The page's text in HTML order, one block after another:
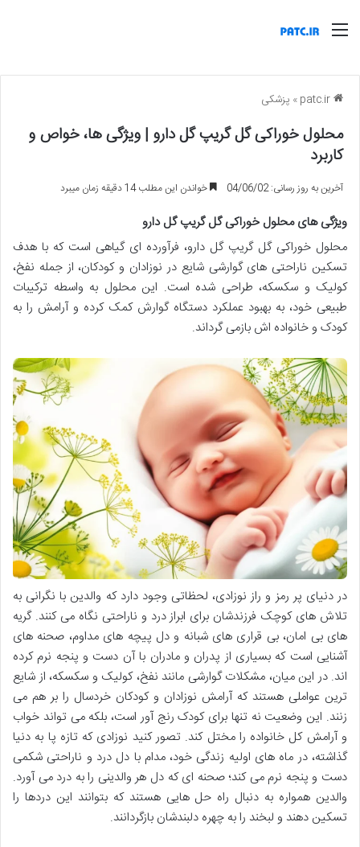
منو
» پزشکی
محلول خوراکی گل گریپ گل دارو | ویژگی ها، خواص و
کاربرد
آخرین به روز رسانی: 04/06/02 خواندن این مطلب 14 دقیقه زمان میبرد
ویژگی های محلول خوراکی گل گریپ گل دارو
محلول خوراکی گل گریپ گل دارو، فرآورده ای گیاهی است که با هدف
تسکین ناراحتی های گوارشی شایع در نوزادان و کودکان، از جمله نفخ،
کولیک و سکسکه، طراحی شده است. این محلول به واسطه ترکیبات
طبیعی خود، به بهبود عملکرد دستگاه گوارش کمک کرده و آرامش را به
کودک و خانواده اش بازمی گرداند.
در دنیای پر رمز و راز نوزادی، لحظاتی وجود دارد که والدین با نگرانی به
تلاش های کوچک فرزندشان برای ابراز درد و ناراحتی نگاه می کنند. گریه
های بی امان، بی قراری های شبانه و دل پیچه های مداوم، صحنه های
آشنایی است که بسیاری از پدران و مادران با آن دست و پنجه نرم کرده
اند. در این میان، مشکلات گوارشی مانند نفخ، کولیک و سکسکه، از شایع
ترین عواملی هستند که آرامش نوزادان و کودکان خردسال را بر هم می
زنند. این وضعیت نه تنها برای کودک رنج آور است، بلکه می تواند خواب
و آرامش کل خانواده را مختل کند. تصور کنید نوزادی که تازه پا به دنیا
گذاشته، در ماه های اولیه زندگی خود، مدام با دل درد و ناراحتی شکمی
دست و پنجه نرم می کند؛ صحنه ای که دل هر والدینی را به درد می آورد.
والدین همواره به دنبال راه حل هایی هستند که بتوانند این دردها را
تسکین دهند و لبخند را به چهره دلبندشان بازگردانند.